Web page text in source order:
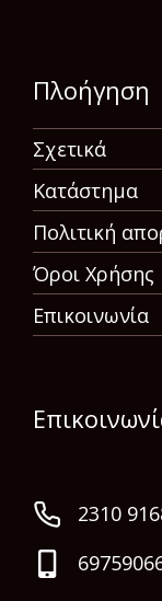
Πλοήγηση
Σχετικά
Κατάστημα
Πολιτική
Όροι Χρήσης
Επικοινωνία
2310